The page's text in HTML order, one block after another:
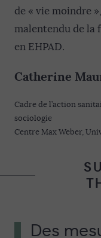
de « vie moindre
malentendu de la
en EHPAD.
Catherine
Cadre de l’action
sociologie
Centre Max Weber,
Des